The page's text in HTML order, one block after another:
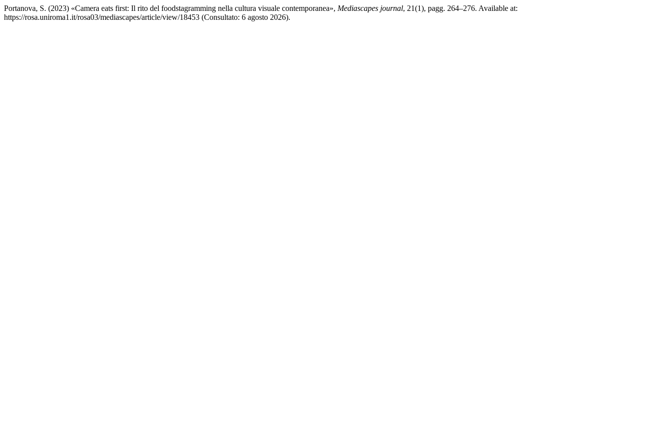
Portanova, S. (2023) «Camera eats first: Il rito del foodstagramming nella cultura visuale contemporanea», Mediascapes journal, 21(1), pagg. 264–276. Available at:
https://rosa.uniroma1.it/rosa03/mediascapes/article/view/18453 (Consultato: 6 agosto 2026).